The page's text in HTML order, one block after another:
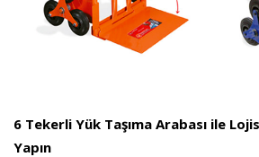
6 Tekerli Yük Taşıma Arabası ile
Yapın